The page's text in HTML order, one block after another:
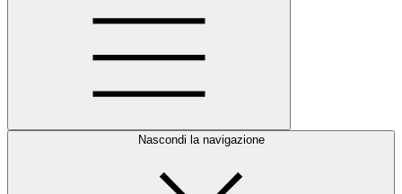
Nascondi la navigazione